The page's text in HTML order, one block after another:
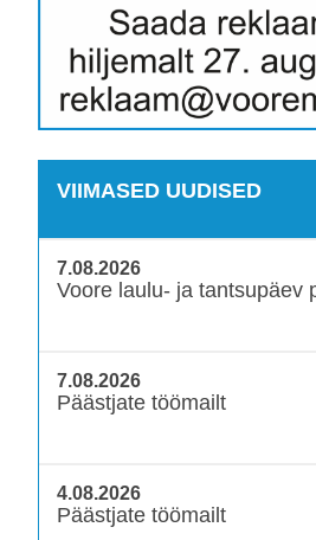
VIIMASED UUDISED
7.08.2026
Voore laulu- ja tantsupäev
7.08.2026
Päästjate töömailt
4.08.2026
Päästjate töömailt